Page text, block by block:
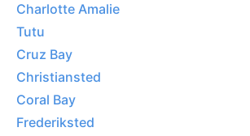
Charlotte Amalie
Tutu
Cruz Bay
Christiansted
Coral Bay
Frederiksted